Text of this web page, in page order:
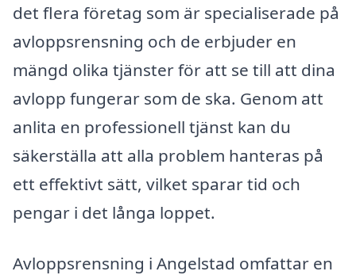
det flera företag som är specialiserade på
avloppsrensning och de erbjuder en
mängd olika tjänster för att se till att dina
avlopp fungerar som de ska. Genom att
anlita en professionell tjänst kan du
säkerställa att alla problem hanteras på
ett effektivt sätt, vilket sparar tid och
pengar i det långa loppet.
Avloppsrensning i Angelstad omfattar en